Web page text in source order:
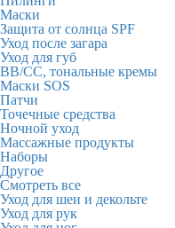
Маски
Защита от солнца SPF
Уход после загара
Уход для губ
BB/CC, тональные кремы
Маски SOS
Патчи
Точечные средства
Ночной уход
Массажные продукты
Наборы
Другое
Смотреть все
Уход для шеи и декольте
Уход для рук